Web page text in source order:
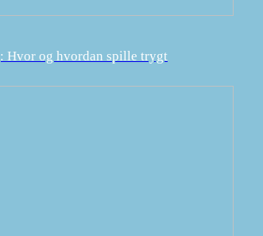
Hvor og hvordan spille trygt